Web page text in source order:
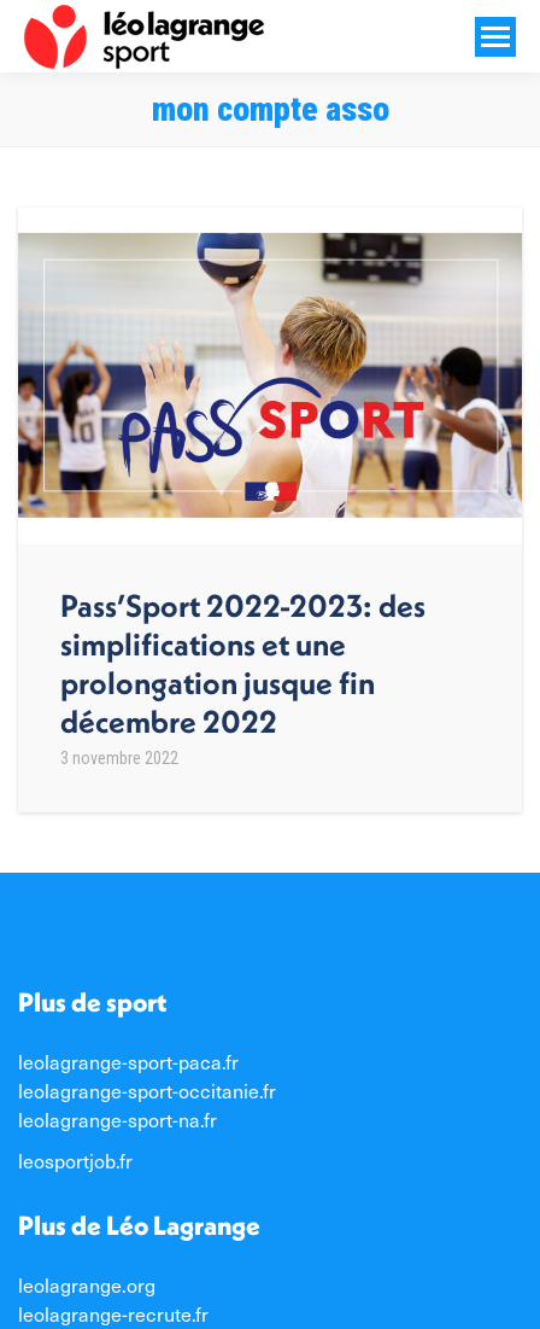
mon compte asso
Pass’Sport 2022-2023: des
simplifications et une
prolongation jusque fin
décembre 2022
3 novembre 2022
Plus de sport
leolagrange-sport-paca.fr
leolagrange-sport-occitanie.fr
leolagrange-sport-na.fr
leosportjob.fr
Plus de Léo Lagrange
leolagrange.org
leolagrange-recrute.fr